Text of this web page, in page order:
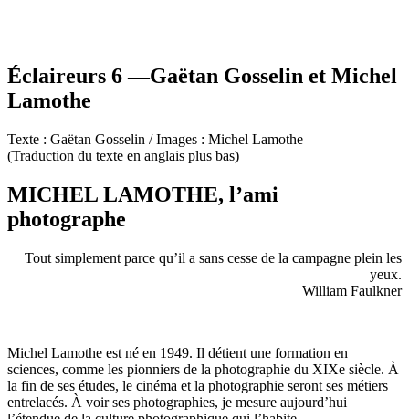
Éclaireurs 6 —Gaëtan Gosselin et Michel
Lamothe
Texte : Gaëtan Gosselin / Images : Michel Lamothe
(Traduction du texte en anglais plus bas)
MICHEL LAMOTHE, l’ami
photographe
Tout simplement parce qu’il a sans cesse de la campagne plein les
yeux.
William Faulkner
Michel Lamothe est né en 1949. Il détient une formation en
sciences, comme les pionniers de la photographie du XIXe siècle. À
la fin de ses études, le cinéma et la photographie seront ses métiers
entrelacés. À voir ses photographies, je mesure aujourd’hui